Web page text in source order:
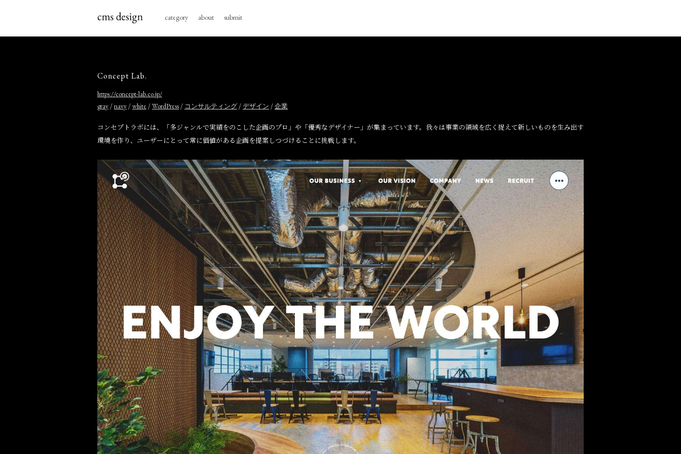
category about submit
Concept Lab.
https://concept-lab.co.jp/
gray /navy /white /WordPress / コンサルティング /デザイン /企業
コンセプトラボには、「多ジャンルで実績をのこした企画のプロ」や「優秀なデザイナー」が集まっています。我々は事業の領域を広く捉えて新しいものを生み出す
環境を作り、ユーザーにとって常に価値がある企画を提案しつづけることに挑戦します。